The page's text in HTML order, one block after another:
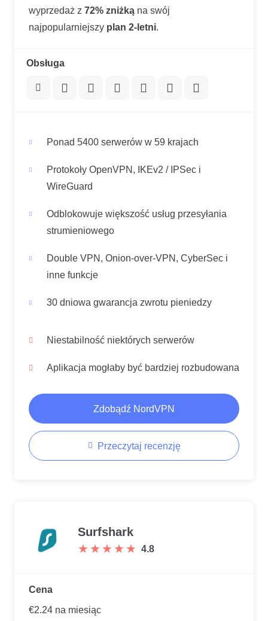
wyprzedaż z 72% zniżkąna swój
najpopularniejszy plan 2-letni.
Obsługa
Ponad 5400 serwerów w 59 krajach
Protokoły OpenVPN, IKEv2 / IPSec i
WireGuard
Odblokowuje większość usług przesyłania
strumieniowego
Double VPN, Onion-over-VPN, CyberSec i
inne funkcje
30 dniowa gwarancja zwrotu pieniedzy
Niestabilność niektórych serwerów
Aplikacja mogłaby być bardziej rozbudowana
Zdobądź NordVPN
Przeczytaj recenzję
Surfshark
★ ★ ★ ★ ★
★ ★ ★ ★ ★ 4.8
Cena
€2.24 na miesiąc